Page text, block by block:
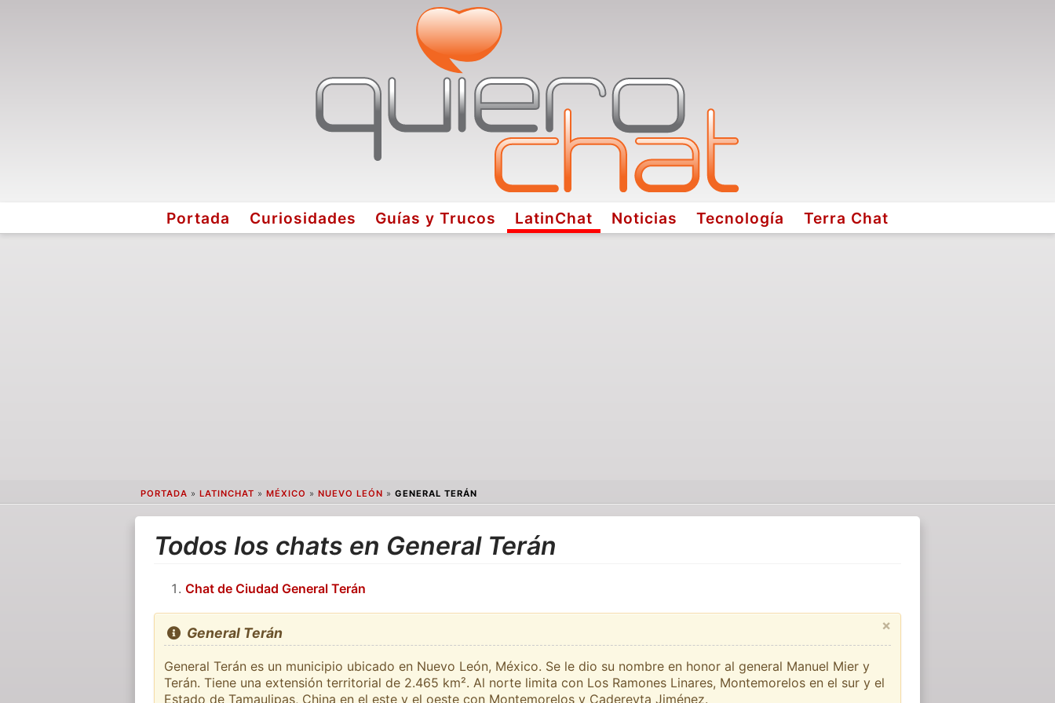
Portada Curiosidades Guías y Trucos LatinChat Noticias Tecnología Terra Chat
PORTADA » LATINCHAT » MÉXICO » NUEVO LEÓN » GENERAL TERÁN
Todos los chats en General Terán
Chat de Ciudad General Terán
×
General Terán
General Terán es un municipio ubicado en Nuevo León, México. Se le dio su nombre en honor al general Manuel Mier y
Terán. Tiene una extensión territorial de 2.465 km². Al norte limita con Los Ramones Linares, Montemorelos en el sur y el
Estado de Tamaulipas, China en el este y el oeste con Montemorelos y Cadereyta Jiménez.